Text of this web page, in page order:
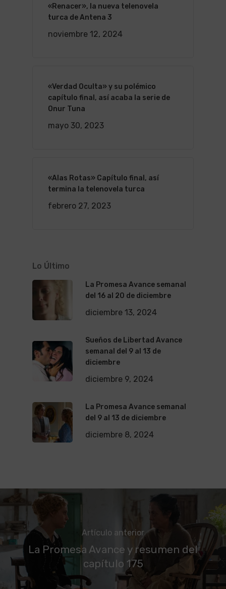
«Renacer», la nueva telenovela
turca de Antena 3
noviembre 12, 2024
«Verdad Oculta» y su polémico
capítulo final, así acaba la serie de
Onur Tuna
mayo 30, 2023
«Alas Rotas» Capítulo final, así
termina la telenovela turca
febrero 27, 2023
Lo Último
La Promesa Avance semanal
del 16 al 20 de diciembre
diciembre 13, 2024
Sueños de Libertad Avance
semanal del 9 al 13 de
diciembre
diciembre 9, 2024
La Promesa Avance semanal
del 9 al 13 de diciembre
diciembre 8, 2024
Artículo anterior
La Promesa Avance y resumen del
capítulo 175